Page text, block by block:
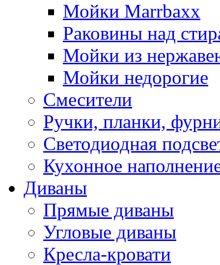
Мойки Marrbaxx
Раковины над
Мойки из
Мойки недорогие
Смесители
Ручки, планки,
Светодиодная
Кухонное
Диваны
Прямые диваны
Угловые диваны
Кресла-кровати